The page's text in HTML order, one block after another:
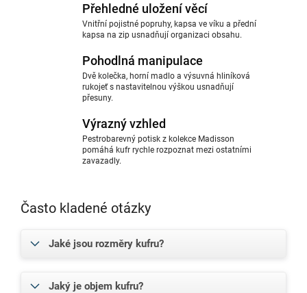
Přehledné uložení věcí
Vnitřní pojistné popruhy, kapsa ve víku a přední
kapsa na zip usnadňují organizaci obsahu.
Pohodlná manipulace
Dvě kolečka, horní madlo a výsuvná hliníková
rukojeť s nastavitelnou výškou usnadňují
přesuny.
Výrazný vzhled
Pestrobarevný potisk z kolekce Madisson
pomáhá kufr rychle rozpoznat mezi ostatními
zavazadly.
Často kladené otázky
Jaké jsou rozměry kufru?
Jaký je objem kufru?